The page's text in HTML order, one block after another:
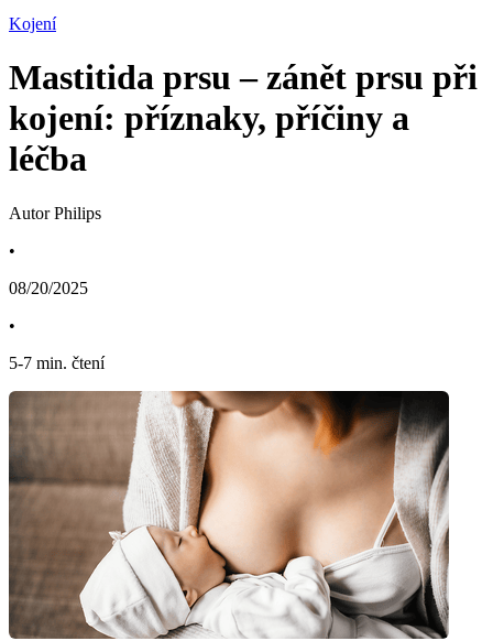
Kojení
Mastitida prsu – zánět prsu při
kojení: příznaky, příčiny a
léčba
Autor Philips
•
08/20/2025
•
5-7 min. čtení